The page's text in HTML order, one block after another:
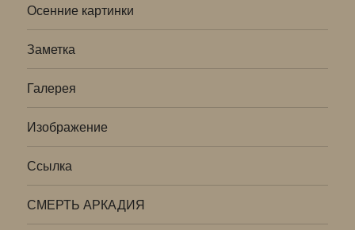
Осенние картинки
Заметка
Галерея
Изображение
Ссылка
СМЕРТЬ АРКАДИЯ